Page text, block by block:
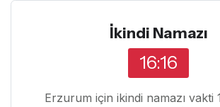
İkindi Namazı
16:16
Erzurum için ikindi namazı vakti